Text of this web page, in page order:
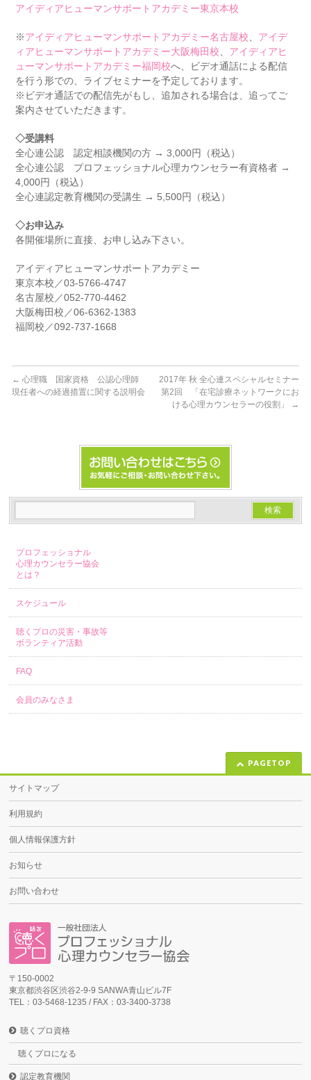
アイディアヒューマンサポートアカデミー東京本校
※アイディアヒューマンサポートアカデミー名古屋校
アイデ
ィアヒューマンサポートアカデミー大阪梅田校
アイディアヒ
ューマンサポートアカデミー福岡校へ、ビデオ通話による配信
を行う形での、ライブセミナーを予定しております。
※ビデオ通話での配信先がもし、追加される場合は、追ってご
案内させていただきます。
◇受講料
全心連公認 認定相談機関の方 → 3,000円（税込）
全心連公認 プロフェッショナル心理カウンセラー有資格者 →
4,000円（税込）
全心連認定教育機関の受講生 → 5,500円（税込）
◇お申込み
各開催場所に直接、お申し込み下さい。
アイディアヒューマンサポートアカデミー
東京本校／03-5766-4747
名古屋校／052-770-4462
大阪梅田校／06-6362-1383
福岡校／092-737-1668
← 心理職 国家資格 公認心理師
現任者への経過措置に関する説明会
2017年 秋 全心連スペシャルセミナー
第2回 「在宅診療ネットワークにお
ける心理カウンセラーの役割」
→
プロフェッショナル
心理カウンセラー協会
とは？
スケジュール
聴くプロの災害・事故等
ボランティア活動
FAQ
会員のみなさま
PAGETOP
サイトマップ
利用規約
個人情報保護方針
お知らせ
お問い合わせ
〒150-0002
東京都渋谷区渋谷2-9-9 SANWA青山ビル7F
TEL：03-5468-1235 / FAX：03-3400-3738
聴くプロ資格
聴くプロになる
認定教育機関